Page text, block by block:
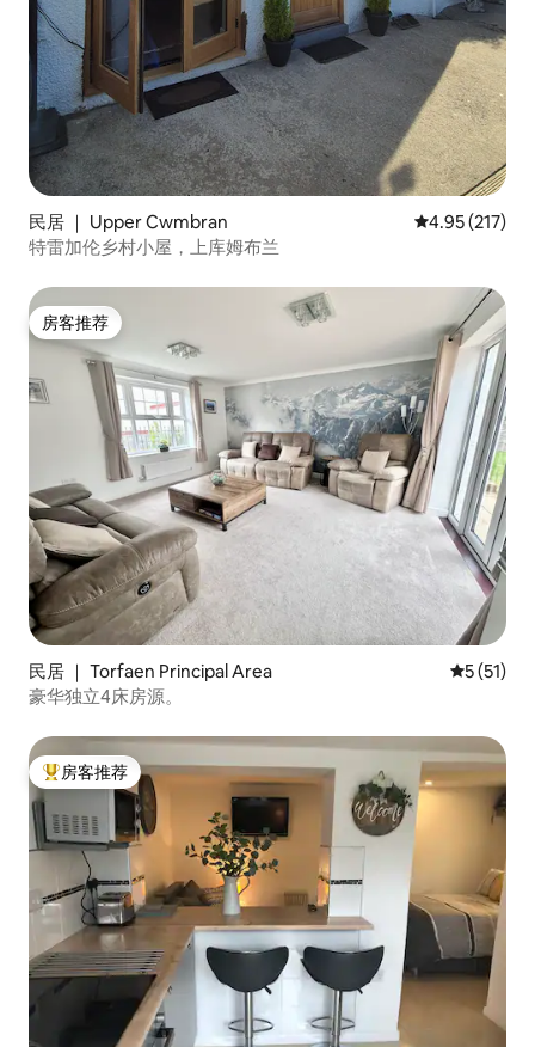
民居 ｜ Upper Cwmbran 平均评分 4.95
4.95 (217)
特雷加伦乡村小屋，上库姆布兰
房客推荐
房客推荐
民居 ｜ Torfaen Principal Area 平均评分
5 (51)
豪华独立4床房源。
热门「房客推荐」
房客推荐